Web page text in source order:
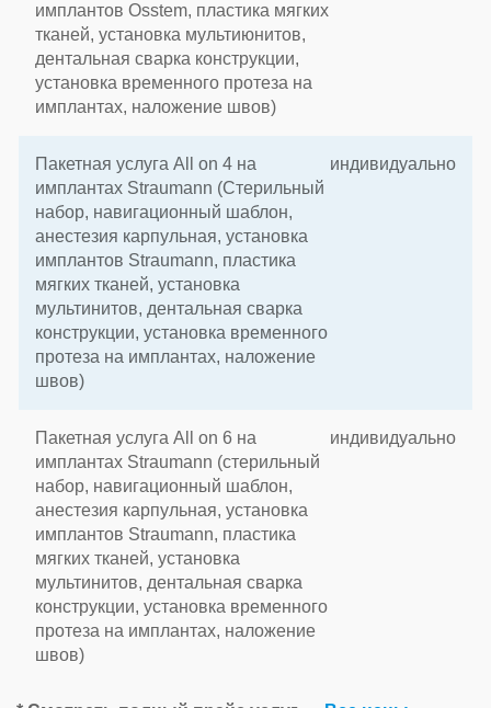
имплантов Osstem, пластика мягких
тканей, установка мультиюнитов,
дентальная сварка конструкции,
установка временного протеза на
имплантах, наложение швов)
Пакетная услуга All on 4 на
имплантах Straumann (Стерильный
набор, навигационный шаблон,
анестезия карпульная, установка
имплантов Straumann, пластика
мягких тканей, установка
мультинитов, дентальная сварка
конструкции, установка временного
протеза на имплантах, наложение
швов)
индивидуально
Пакетная услуга All on 6 на
имплантах Straumann (стерильный
набор, навигационный шаблон,
анестезия карпульная, установка
имплантов Straumann, пластика
мягких тканей, установка
мультинитов, дентальная сварка
конструкции, установка временного
протеза на имплантах, наложение
швов)
индивидуально